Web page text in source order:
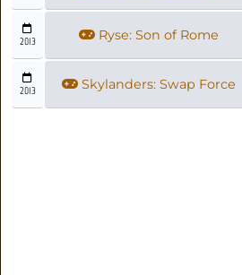
2013 Ryse: Son of Rome
2013 Skylanders: Swap Force